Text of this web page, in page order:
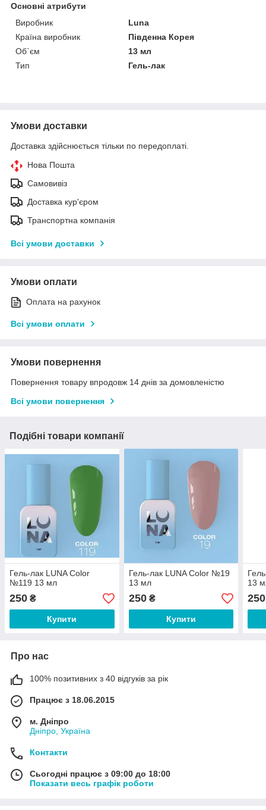
Основні атрибути
Виробник
Luna
Країна виробник
Південна Корея
Об`єм
13 мл
Тип
Гель-лак
Умови доставки
Доставка здійснюється тільки по передоплаті.
Нова Пошта
Самовивіз
Доставка кур'єром
Транспортна компанія
Всі умови доставки
Умови оплати
Оплата на рахунок
Всі умови оплати
Умови повернення
Повернення товару впродовж 14 днів за домовленістю
Всі умови повернення
Подібні товари компанії
Гель-лак LUNA Color
№119 13 мл
250 ₴
Купити
Гель-лак LUNA Color №19
13 мл
250₴
Купити
13
250
Про нас
100% позитивних з 40 відгуків за рік
Працює з 18.06.2015
м. Дніпро
Дніпро, Україна
Контакти
Сьогодні працює з 09:00 до 18:00
Показати весь графік роботи